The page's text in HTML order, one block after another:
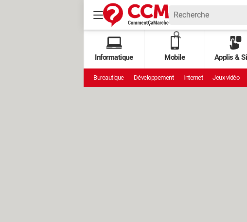
Informatique Mobile Applis &
Bureautique Développement Internet Jeux vidéo